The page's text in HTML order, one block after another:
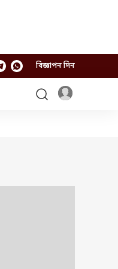
বিজ্ঞাপন দিন